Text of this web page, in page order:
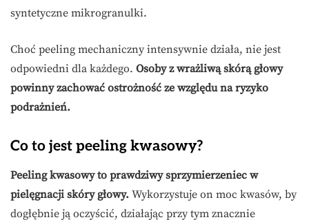
syntetyczne mikrogranulki.
Choć peeling mechaniczny intensywnie działa, nie jest
odpowiedni dla każdego. Osoby z wrażliwą skórą głowy
powinny zachować ostrożność ze względu na ryzyko
podrażnień.
Co to jest peeling kwasowy?
Peeling kwasowy to prawdziwy sprzymierzeniec w
pielęgnacji skóry głowy. Wykorzystuje on moc kwasów, by
dogłębnie ją oczyścić, działając przy tym znacznie